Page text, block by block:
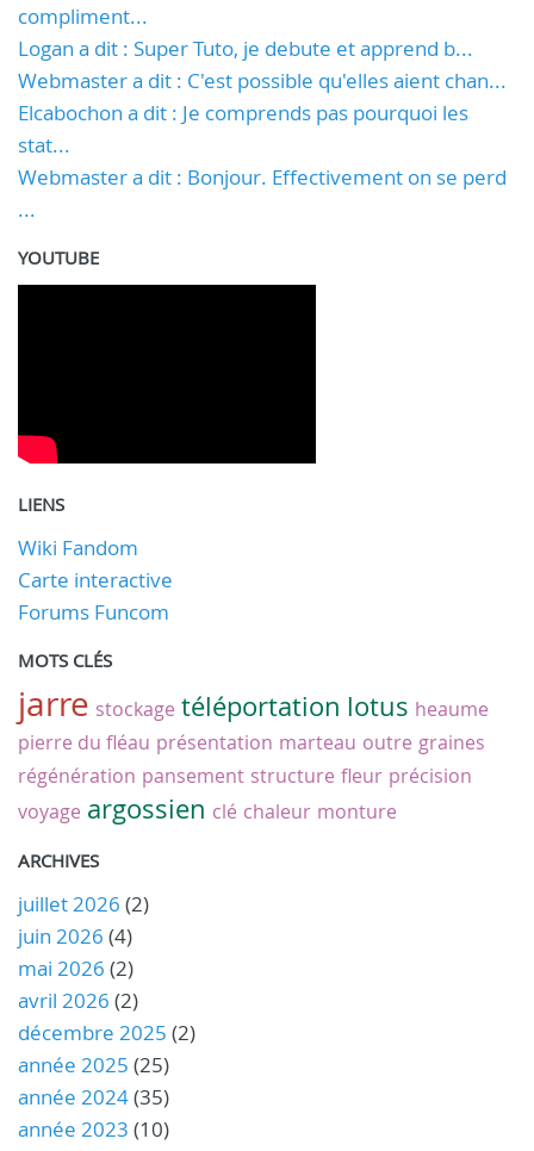
compliment...
Logan a dit : Super Tuto, je debute et apprend b...
Webmaster a dit : C'est possible qu'elles aient chan...
Elcabochon a dit : Je comprends pas pourquoi les
stat...
Webmaster a dit : Bonjour. Effectivement on se perd
...
YOUTUBE
LIENS
Wiki Fandom
Carte interactive
Forums Funcom
MOTS CLÉS
jarre stockage téléportation lotus heaume
pierre du fléau présentation marteau outre graines
régénération pansement structure fleur précision
voyage argossien clé chaleur monture
ARCHIVES
juillet 2026 (2)
juin 2026 (4)
mai 2026 (2)
avril 2026 (2)
décembre 2025 (2)
année 2025 (25)
année 2024(35)
année 2023 (10)